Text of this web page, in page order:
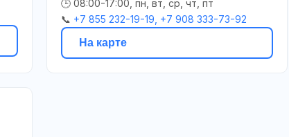
🕒 08:00-17:00, пн, вт, ср, чт, пт
📞 +7 855 232-19-19, +7 908 333-73-92
На карте